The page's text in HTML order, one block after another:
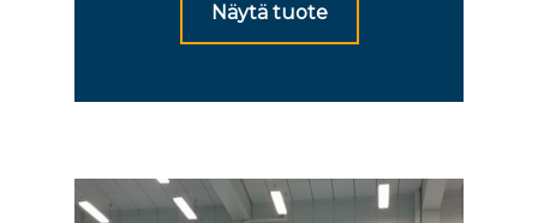
Näytä tuote